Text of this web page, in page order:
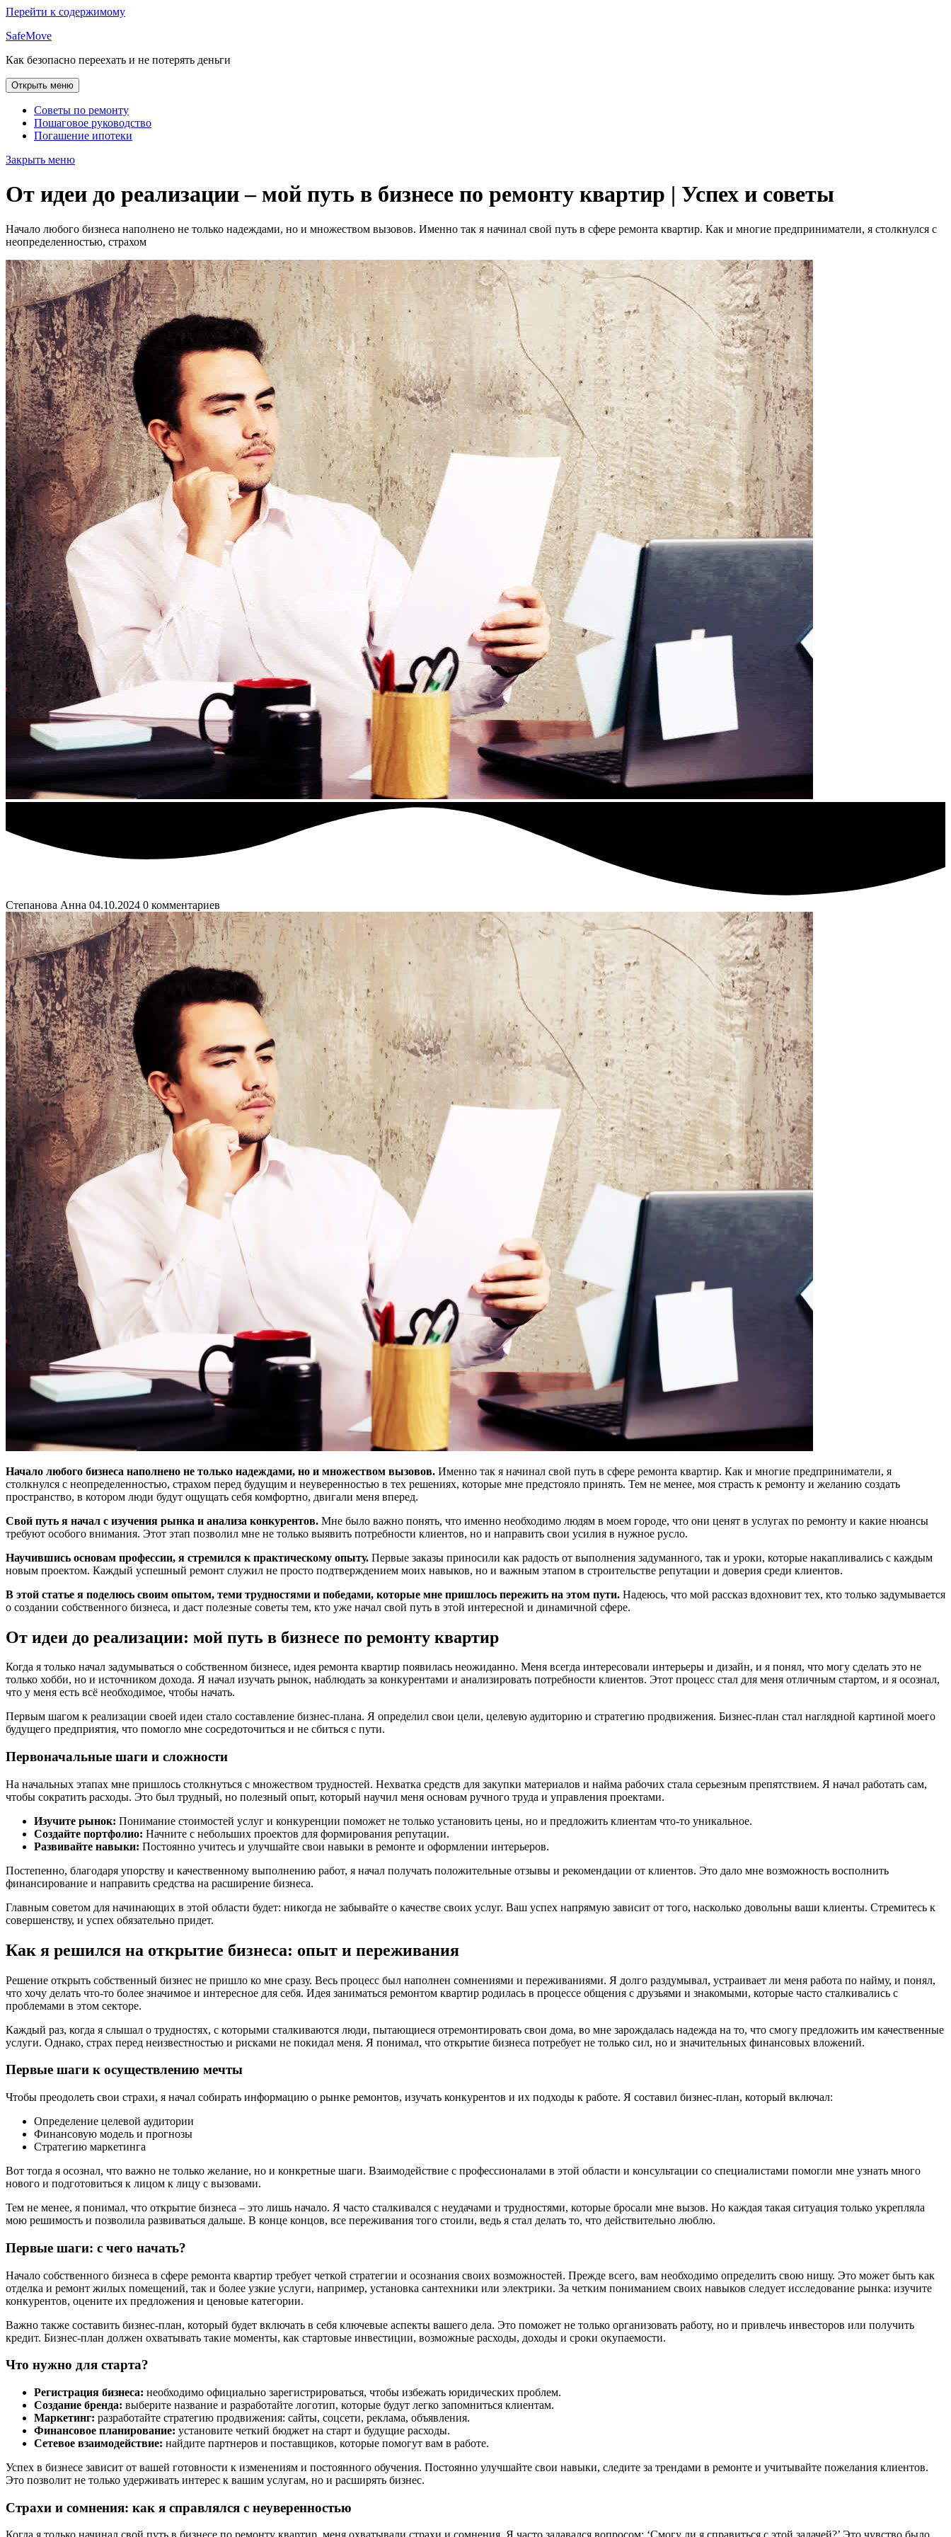
Перейти к содержимому
SafeMove
Как безопасно переехать и не потерять деньги
Открыть меню
Советы по ремонту
Пошаговое руководство
Погашение ипотеки
Закрыть меню
От идеи до реализации – мой путь в бизнесе по ремонту квартир | Успех и советы
Начало любого бизнеса наполнено не только надеждами, но и множеством вызовов. Именно так я начинал свой путь в сфере ремонта квартир. Как и многие предприниматели, я столкнулся с
неопределенностью, страхом
Степанова Анна 04.10.2024 0 комментариев
Начало любого бизнеса наполнено не только надеждами, но и множеством вызовов. Именно так я начинал свой путь в сфере ремонта квартир. Как и многие предприниматели, я
столкнулся с неопределенностью, страхом перед будущим и неуверенностью в тех решениях, которые мне предстояло принять. Тем не менее, моя страсть к ремонту и желанию создать
пространство, в котором люди будут ощущать себя комфортно, двигали меня вперед.
Свой путь я начал с изучения рынка и анализа конкурентов. Мне было важно понять, что именно необходимо людям в моем городе, что они ценят в услугах по ремонту и какие нюансы
требуют особого внимания. Этот этап позволил мне не только выявить потребности клиентов, но и направить свои усилия в нужное русло.
Научившись основам профессии, я стремился к практическому опыту. Первые заказы приносили как радость от выполнения задуманного, так и уроки, которые накапливались с каждым
новым проектом. Каждый успешный ремонт служил не просто подтверждением моих навыков, но и важным этапом в строительстве репутации и доверия среди клиентов.
В этой статье я поделюсь своим опытом, теми трудностями и победами, которые мне пришлось пережить на этом пути. Надеюсь, что мой рассказ вдохновит тех, кто только задумывается
о создании собственного бизнеса, и даст полезные советы тем, кто уже начал свой путь в этой интересной и динамичной сфере.
От идеи до реализации: мой путь в бизнесе по ремонту квартир
Когда я только начал задумываться о собственном бизнесе, идея ремонта квартир появилась неожиданно. Меня всегда интересовали интерьеры и дизайн, и я понял, что могу сделать это не
только хобби, но и источником дохода. Я начал изучать рынок, наблюдать за конкурентами и анализировать потребности клиентов. Этот процесс стал для меня отличным стартом, и я осознал,
что у меня есть всё необходимое, чтобы начать.
Первым шагом к реализации своей идеи стало составление бизнес-плана. Я определил свои цели, целевую аудиторию и стратегию продвижения. Бизнес-план стал наглядной картиной моего
будущего предприятия, что помогло мне сосредоточиться и не сбиться с пути.
Первоначальные шаги и сложности
На начальных этапах мне пришлось столкнуться с множеством трудностей. Нехватка средств для закупки материалов и найма рабочих стала серьезным препятствием. Я начал работать сам,
чтобы сократить расходы. Это был трудный, но полезный опыт, который научил меня основам ручного труда и управления проектами.
Изучите рынок: Понимание стоимостей услуг и конкуренции поможет не только установить цены, но и предложить клиентам что-то уникальное.
Создайте портфолио: Начните с небольших проектов для формирования репутации.
Развивайте навыки: Постоянно учитесь и улучшайте свои навыки в ремонте и оформлении интерьеров.
Постепенно, благодаря упорству и качественному выполнению работ, я начал получать положительные отзывы и рекомендации от клиентов. Это дало мне возможность восполнить
финансирование и направить средства на расширение бизнеса.
Главным советом для начинающих в этой области будет: никогда не забывайте о качестве своих услуг. Ваш успех напрямую зависит от того, насколько довольны ваши клиенты. Стремитесь к
совершенству, и успех обязательно придет.
Как я решился на открытие бизнеса: опыт и переживания
Решение открыть собственный бизнес не пришло ко мне сразу. Весь процесс был наполнен сомнениями и переживаниями. Я долго раздумывал, устраивает ли меня работа по найму, и понял,
что хочу делать что-то более значимое и интересное для себя. Идея заниматься ремонтом квартир родилась в процессе общения с друзьями и знакомыми, которые часто сталкивались с
проблемами в этом секторе.
Каждый раз, когда я слышал о трудностях, с которыми сталкиваются люди, пытающиеся отремонтировать свои дома, во мне зарождалась надежда на то, что смогу предложить им качественные
услуги. Однако, страх перед неизвестностью и рисками не покидал меня. Я понимал, что открытие бизнеса потребует не только сил, но и значительных финансовых вложений.
Первые шаги к осуществлению мечты
Чтобы преодолеть свои страхи, я начал собирать информацию о рынке ремонтов, изучать конкурентов и их подходы к работе. Я составил бизнес-план, который включал:
Определение целевой аудитории
Финансовую модель и прогнозы
Стратегию маркетинга
Вот тогда я осознал, что важно не только желание, но и конкретные шаги. Взаимодействие с профессионалами в этой области и консультации со специалистами помогли мне узнать много
нового и подготовиться к лицом к лицу с вызовами.
Тем не менее, я понимал, что открытие бизнеса – это лишь начало. Я часто сталкивался с неудачами и трудностями, которые бросали мне вызов. Но каждая такая ситуация только укрепляла
мою решимость и позволила развиваться дальше. В конце концов, все переживания того стоили, ведь я стал делать то, что действительно люблю.
Первые шаги: с чего начать?
Начало собственного бизнеса в сфере ремонта квартир требует четкой стратегии и осознания своих возможностей. Прежде всего, вам необходимо определить свою нишу. Это может быть как
отделка и ремонт жилых помещений, так и более узкие услуги, например, установка сантехники или электрики. За четким пониманием своих навыков следует исследование рынка: изучите
конкурентов, оцените их предложения и ценовые категории.
Важно также составить бизнес-план, который будет включать в себя ключевые аспекты вашего дела. Это поможет не только организовать работу, но и привлечь инвесторов или получить
кредит. Бизнес-план должен охватывать такие моменты, как стартовые инвестиции, возможные расходы, доходы и сроки окупаемости.
Что нужно для старта?
Регистрация бизнеса: необходимо официально зарегистрироваться, чтобы избежать юридических проблем.
Создание бренда: выберите название и разработайте логотип, которые будут легко запомниться клиентам.
Маркетинг: разработайте стратегию продвижения: сайты, соцсети, реклама, объявления.
Финансовое планирование: установите четкий бюджет на старт и будущие расходы.
Сетевое взаимодействие: найдите партнеров и поставщиков, которые помогут вам в работе.
Успех в бизнесе зависит от вашей готовности к изменениям и постоянного обучения. Постоянно улучшайте свои навыки, следите за трендами в ремонте и учитывайте пожелания клиентов.
Это позволит не только удерживать интерес к вашим услугам, но и расширять бизнес.
Страхи и сомнения: как я справлялся с неуверенностью